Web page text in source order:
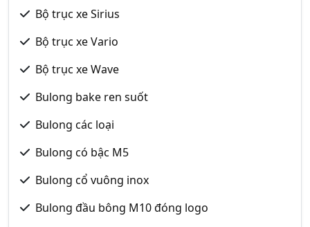
Bộ trục xe Sirius
Bộ trục xe Vario
Bộ trục xe Wave
Bulong bake ren suốt
Bulong các loại
Bulong có bậc M5
Bulong cổ vuông inox
Bulong đầu bông M10 đóng logo